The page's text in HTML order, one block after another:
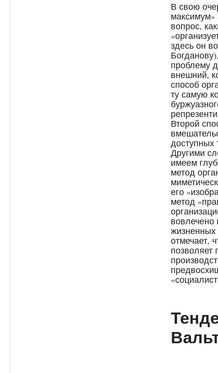
В свою
максимум»
вопрос,
здесь он
проблему
внешний,
способ
ту самую
Второй
доступных
Другими
имеем
метод
его
метод
вовлечено
отмечает,
позволяет